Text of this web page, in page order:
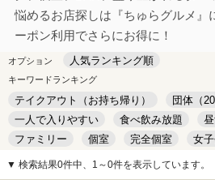
悩めるお店探しは『ちゅらグルメ』
ーポン利用でさらにお得に！
オプション 人気ランキング順
キーワードランキング
テイクアウト（お持ち帰り）
団体（
一人で入りやすい
食べ飲み放題
ファミリー
個室 完全個室 女
キッズルーム
安い デート
▼ 検索結果0件中、1～0件を表示しています。